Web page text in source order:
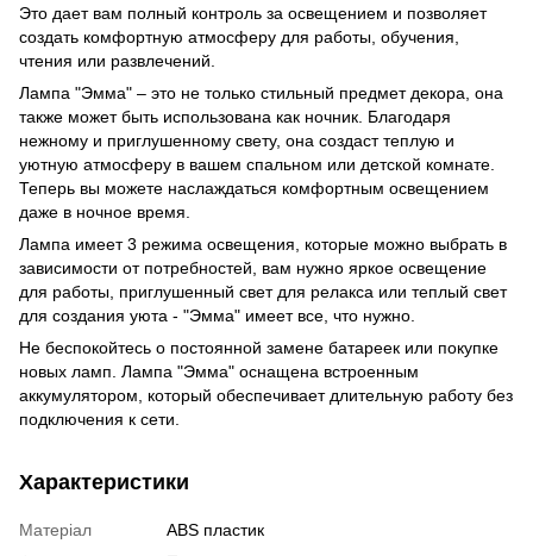
Это дает вам полный контроль за освещением и позволяет
создать комфортную атмосферу для работы, обучения,
чтения или развлечений.
Лампа "Эмма" – это не только стильный предмет декора, она
также может быть использована как ночник. Благодаря
нежному и приглушенному свету, она создаст теплую и
уютную атмосферу в вашем спальном или детской комнате.
Теперь вы можете наслаждаться комфортным освещением
даже в ночное время.
Лампа имеет 3 режима освещения, которые можно выбрать в
зависимости от потребностей, вам нужно яркое освещение
для работы, приглушенный свет для релакса или теплый свет
для создания уюта - "Эмма" имеет все, что нужно.
Не беспокойтесь о постоянной замене батареек или покупке
новых ламп. Лампа "Эмма" оснащена встроенным
аккумулятором, который обеспечивает длительную работу без
подключения к сети.
Характеристики
Матеріал
ABS пластик